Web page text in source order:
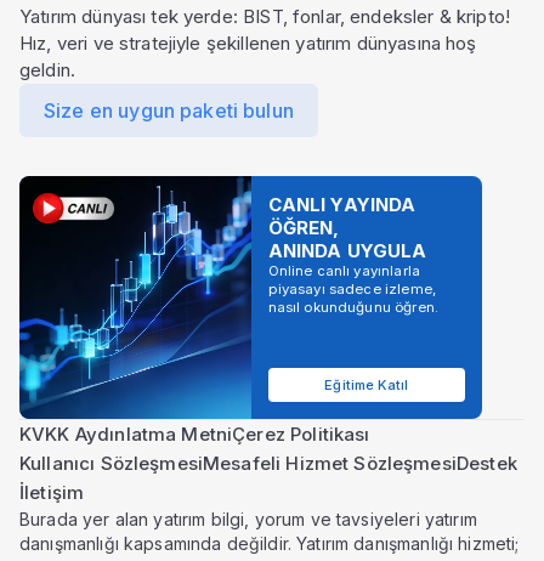
Yatırım dünyası tek yerde: BIST, fonlar, endeksler & kripto!
Hız, veri ve stratejiyle şekillenen yatırım dünyasına hoş
geldin.
Size en uygun paketi bulun
CANLI YAYINDA
ÖĞREN,
ANINDA UYGULA
Online canlı yayınlarla
piyasayı sadece izleme,
nasıl okunduğunu öğren.
Eğitime Katıl
KVKK Aydınlatma MetniÇerez Politikası
Kullanıcı SözleşmesiMesafeli Hizmet SözleşmesiDestek
İletişim
Burada yer alan yatırım bilgi, yorum ve tavsiyeleri yatırım
danışmanlığı kapsamında değildir. Yatırım danışmanlığı hizmeti;